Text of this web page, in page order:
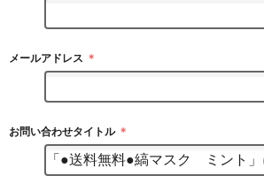
メールアドレス ＊
お問い合わせタイトル ＊